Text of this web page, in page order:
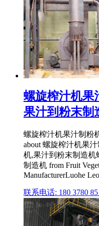
螺旋榨汁机果
果汁到粉末制
螺旋榨汁机果汁制粉
about 螺旋榨汁机果
机,果汁到粉末制造机
制造机 from Fruit
ManufacturerLuohe
联系电话: 180 3780